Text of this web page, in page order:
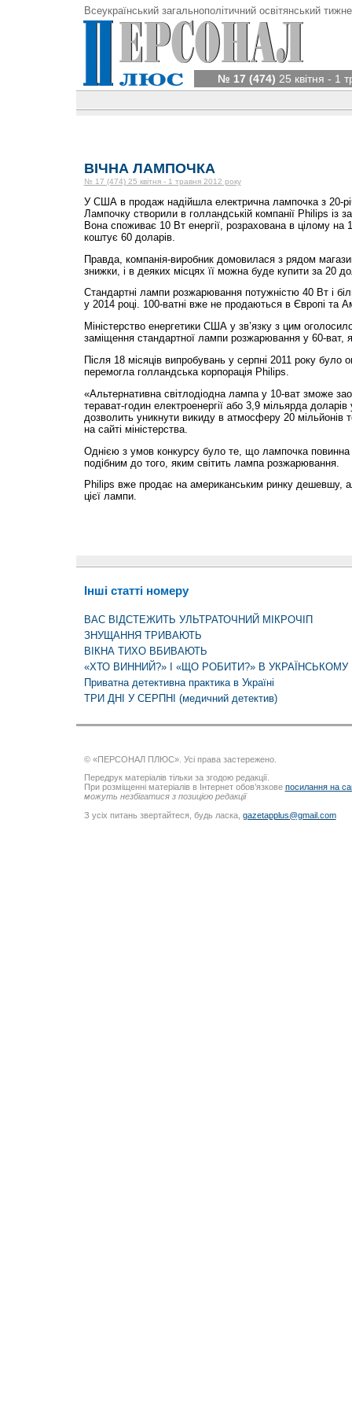
Всеукраїнський загальнополітичний освітянський
№ 17 (474) 25 квітня - 1
ВІЧНА ЛАМПОЧКА
№ 17 (474) 25 квітня - 1 травня 2012 року
У США в продаж надійшла електрична лампочка з 20-
Лампочку створили в голландській компанії Philips із
Вона споживає 10 Вт енергії, розрахована в цілому на
коштує 60 доларів.
Правда, компанія-виробник домовилася з рядом
знижки, і в деяких місцях її можна буде купити за 20
Стандартні лампи розжарювання потужністю 40 Вт і
у 2014 році. 100-ватні вже не продаються в Європі та
Міністерство енергетики США у зв’язку з цим
заміщення стандартної лампи розжарювання у 60-ват,
Після 18 місяців випробувань у серпні 2011 року було
перемогла голландська корпорація Philips.
«Альтернативна світлодіодна лампа у 10-ват зможе
терават-годин електроенергії або 3,9 мільярда
дозволить уникнути викиду в атмосферу 20 мільйонів
на сайті міністерства.
Однією з умов конкурсу було те, що лампочка повинна
подібним до того, яким світить лампа розжарювання.
Philips вже продає на американським ринку дешевшу,
цієї лампи.
Інші статті номеру
ВАС ВІДСТЕЖИТЬ УЛЬТРАТОЧНИЙ МІКРОЧІП
ЗНУЩАННЯ ТРИВАЮТЬ
ВІКНА ТИХО ВБИВАЮТЬ
«ХТО ВИННИЙ?» І «ЩО РОБИТИ?» В УКРАЇНСЬКОМУ
Приватна детективна практика в Україні
ТРИ ДНІ У СЕРПНІ (медичний детектив)
© «ПЕРСОНАЛ ПЛЮС». Усі права застережено.
Передрук матеріалів тільки за згодою редакції.
При розміщенні матеріалів в Інтернет обов’язкове посилання на
можуть незбігатися з позицією редакції
З усіх питань звертайтеся, будь ласка, gazetapplus@gmail.com